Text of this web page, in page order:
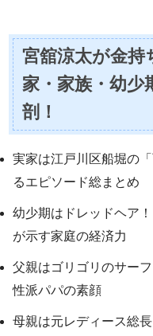
宮舘涼太が金持
家・家族・幼少
剖！
実家は江戸川区船堀の
るエピソード総まとめ
幼少期はドレッドヘア
が示す家庭の経済力
父親はゴリゴリのサー
性派パパの素顔
母親は元レディース総